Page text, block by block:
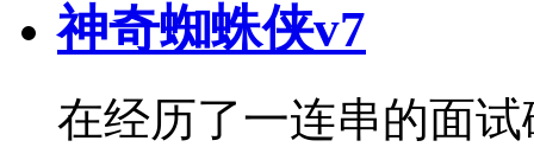
神奇蜘蛛侠v7
在经历了一连串的面